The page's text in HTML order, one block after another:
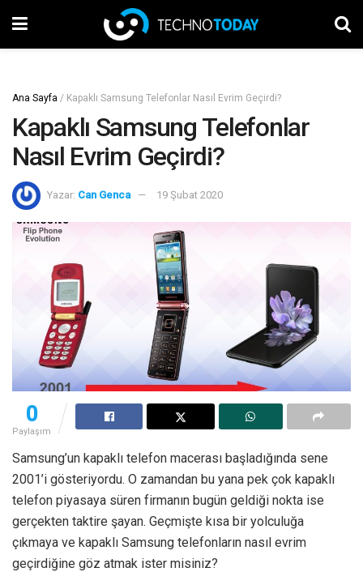
Ana Sayfa / Kapaklı Samsung Telefonlar Nasıl Evrim Geçirdi?
Kapaklı Samsung Telefonlar
Nasıl Evrim Geçirdi?
Yazar: Can Genca 19 Şubat 2020
0
Paylaşım
Samsung’un kapaklı telefon macerası başladığında sene
2001’i gösteriyordu. O zamandan bu yana pek çok kapaklı
telefon piyasaya süren firmanın bugün geldiği nokta ise
gerçekten taktire şayan. Geçmişte kısa bir yolculuğa
çıkmaya ve kapaklı Samsung telefonların nasıl evrim
geçirdiğine göz atmak ister misiniz?